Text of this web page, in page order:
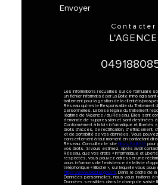
Envoyer
contacter
L'AGENCE
Les informations recueillies sur ce formulaire
un fichier informatisé par La Boite Immo agissant
traitement pour la gestion de la clientèle/
Réseau qui reste Responsable du Traitement
personnelles. La base légale du traitement
légitime de l'Agence / du Réseau. Elles sont
demande de suppression et sont destinées à
Conformément à la loi « informatique et
droits d’accès, de rectification, d’effacement,
et de portabilité de vos données. Vous
consentement à tout moment en contactant
Réseau. Consultez le sitehttps://cnil.fr/fr pour
vos droits. Si vous estimez, après avoir
Réseau, que vos droits « Informatique et
respectés, vous pouvez adresser une
vous informons de l’existence de la liste
téléphonique « Bloctel », sur laquelle vous
https://www.bloctel.gouv.fr. Dans le cadre de la
Données personnelles, nous vous invitons à
Données sensibles dans le champ de saisie